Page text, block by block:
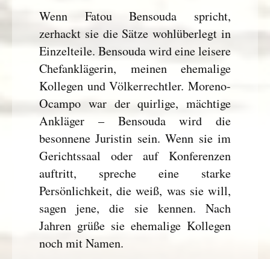
Wenn Fatou Bensouda spricht,
zerhackt sie die Sätze wohlüberlegt in
Einzelteile. Bensouda wird eine leisere
Chefanklägerin, meinen ehemalige
Kollegen und Völkerrechtler. Moreno-
Ocampo war der quirlige, mächtige
Ankläger – Bensouda wird die
besonnene Juristin sein. Wenn sie im
Gerichtssaal oder auf Konferenzen
auftritt, spreche eine starke
Persönlichkeit, die weiß, was sie will,
sagen jene, die sie kennen. Nach
Jahren grüße sie ehemalige Kollegen
noch mit Namen.